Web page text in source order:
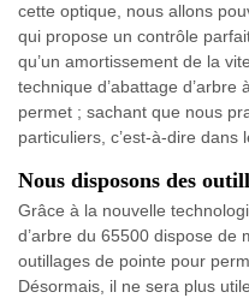
cette optique, nous allons
qui propose un contrôle
qu’un amortissement de la
technique d’abattage
permet ; sachant que nous
particuliers, c’est-à-dire dans
Nous disposons des
Grâce à la nouvelle
d’arbre du 65500 dispose de
outillages de pointe pour
Désormais, il ne sera plus